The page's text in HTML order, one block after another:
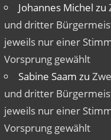
Johannes Michel zu
und dritter
jeweils nur einer
Vorsprung gewählt
Sabine Saam zu
und dritter
jeweils nur einer
Vorsprung gewählt